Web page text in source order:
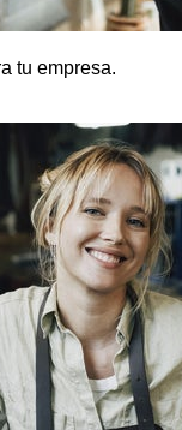
tu empresa.